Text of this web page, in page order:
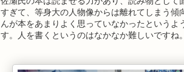
すぎて、等身大の人物像からは離れてしまう傾
んが本をあまりよく思っていなかったというよ
す。人を書くというのはなかなか難しいですね。